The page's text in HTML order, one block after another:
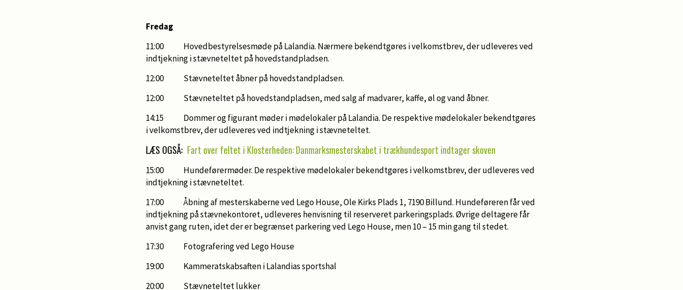
Fredag
11:00 Hovedbestyrelsesmøde på Lalandia. Nærmere bekendtgøres i velkomstbrev, der udleveres ved
indtjekning i stævneteltet på hovedstandpladsen.
12:00 Stævneteltet åbner på hovedstandpladsen.
12:00 Stævneteltet på hovedstandpladsen, med salg af madvarer, kaffe, øl og vand åbner.
14:15 Dommer og figurant møder i mødelokaler på Lalandia. De respektive mødelokaler bekendtgøres
i velkomstbrev, der udleveres ved indtjekning i stævneteltet.
LÆS OGSÅ: Fart over feltet i Klosterheden: Danmarksmesterskabet i trækhundesport indtager skoven
15:00 Hundeførermøder. De respektive mødelokaler bekendtgøres i velkomstbrev, der udleveres ved
indtjekning i stævneteltet.
17:00 Åbning af mesterskaberne ved Lego House, Ole Kirks Plads 1, 7190 Billund. Hundeføreren får ved
indtjekning på stævnekontoret, udleveres henvisning til reserveret parkeringsplads. Øvrige deltagere får
anvist gang ruten, idet der er begrænset parkering ved Lego House, men 10 – 15 min gang til stedet.
17:30 Fotografering ved Lego House
19:00 Kammeratskabsaften i Lalandias sportshal
20:00 Stævneteltet lukker